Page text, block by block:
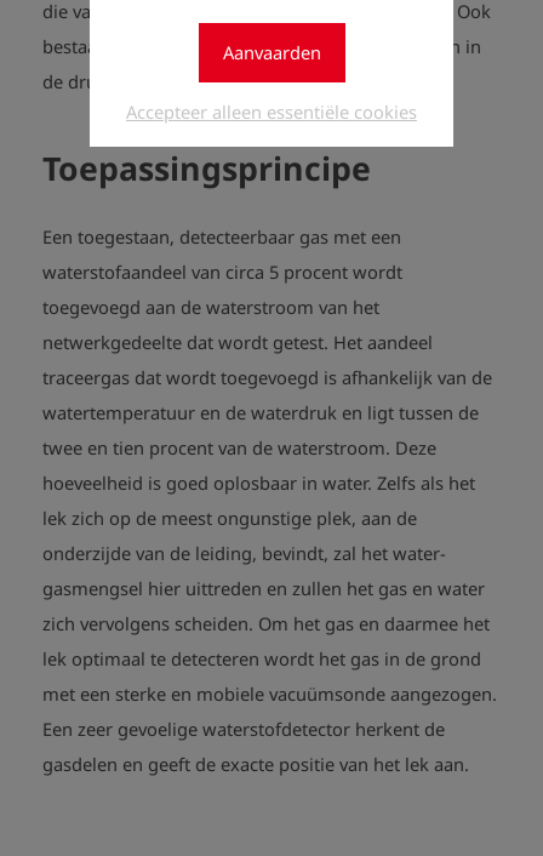
Aanvaarden
Accepteer alleen essentiële cookies
die vaak tot ergernissen van eindgebruikers leidt. Ook
bestaat het risico, dat door infiltratie ziektekiemen in
de drukloze leiding binnendringen.
Toepassingsprincipe
Een toegestaan, detecteerbaar gas met een
waterstofaandeel van circa 5 procent wordt
toegevoegd aan de waterstroom van het
netwerkgedeelte dat wordt getest. Het aandeel
traceergas dat wordt toegevoegd is afhankelijk van de
watertemperatuur en de waterdruk en ligt tussen de
twee en tien procent van de waterstroom. Deze
hoeveelheid is goed oplosbaar in water. Zelfs als het
lek zich op de meest ongunstige plek, aan de
onderzijde van de leiding, bevindt, zal het water-
gasmengsel hier uittreden en zullen het gas en water
zich vervolgens scheiden. Om het gas en daarmee het
lek optimaal te detecteren wordt het gas in de grond
met een sterke en mobiele vacuümsonde aangezogen.
Een zeer gevoelige waterstofdetector herkent de
gasdelen en geeft de exacte positie van het lek aan.